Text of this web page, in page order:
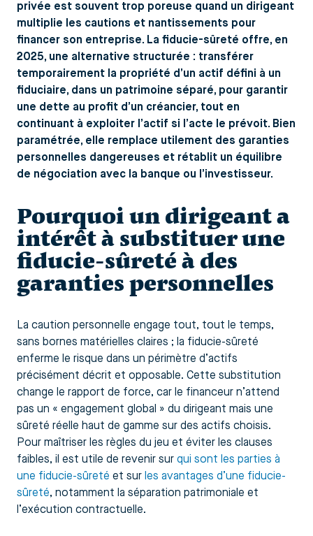
privée est souvent trop poreuse quand un dirigeant
multiplie les cautions et nantissements pour
financer son entreprise. La fiducie-sûreté offre, en
2025, une alternative structurée : transférer
temporairement la propriété d’un actif défini à un
fiduciaire, dans un patrimoine séparé, pour garantir
une dette au profit d’un créancier, tout en
continuant à exploiter l’actif si l’acte le prévoit. Bien
paramétrée, elle remplace utilement des garanties
personnelles dangereuses et rétablit un équilibre
de négociation avec la banque ou l’investisseur.
Pourquoi un dirigeant a
intérêt à substituer une
fiducie-sûreté à des
garanties personnelles
La caution personnelle engage tout, tout le temps,
sans bornes matérielles claires ; la fiducie-sûreté
enferme le risque dans un périmètre d’actifs
précisément décrit et opposable. Cette substitution
change le rapport de force, car le financeur n’attend
pas un « engagement global » du dirigeant mais une
sûreté réelle haut de gamme sur des actifs choisis.
Pour maîtriser les règles du jeu et éviter les clauses
faibles, il est utile de revenir sur qui sont les parties à
une fiducie-sûreté et sur les avantages d’une fiducie-
sûreté, notamment la séparation patrimoniale et
l’exécution contractuelle.